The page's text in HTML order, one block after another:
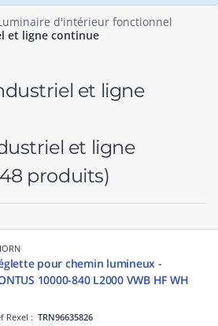
d'intérieur fonctionnel
et ligne continue
et ligne
produits)
pour chemin lumineux -
10000-840 L2000 VWB HF WH
Rexel :TRN96635826